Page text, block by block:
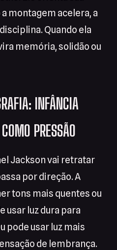
montagem acelera, a
Quando ela
memória, solidão ou
INFÂNCIA
PRESSÃO
Jackson vai retratar
por direção. A
tons mais quentes ou
usar luz dura para
pode usar luz mais
de lembrança.